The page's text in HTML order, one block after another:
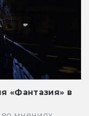
«Фантазия» в